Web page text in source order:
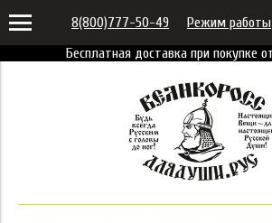
Бесплатная доставка при покупке
8(800)777-50-49 Режим работы